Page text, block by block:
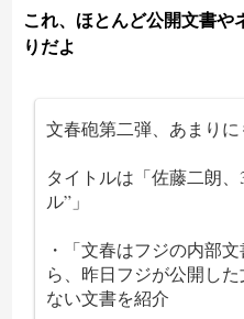
これ、ほとんど公開文書や
りだよ
文春砲第二弾、あまり
タイトルは「佐藤二朗
ル”」
・「文春はフジの内部
ら、昨日フジが公開し
ない文書を紹介